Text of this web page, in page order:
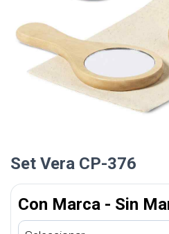
Set Vera CP-376
Con Marca - Sin